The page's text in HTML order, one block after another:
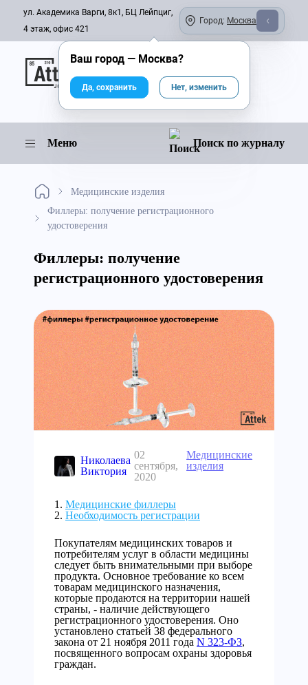
ул. Академика Варги, 8к1, БЦ Лейпциг,
4 этаж, офис 421
Город: Москва
Онлайн-журнал
Меню Поиск по журналу
Медицинские изделия
Филлеры: получение регистрационного
удостоверения
Филлеры: получение
регистрационного удостоверения
Николаева
Виктория
02
сентября,
2020
Медицинские
изделия
Медицинские филлеры
Необходимость регистрации
Покупателям медицинских товаров и
потребителям услуг в области медицины
следует быть внимательными при выборе
продукта. Основное требование ко всем
товарам медицинского назначения,
которые продаются на территории нашей
страны, - наличие действующего
регистрационного удостоверения. Оно
установлено статьей 38 федерального
закона от 21 ноября 2011 года N 323-ФЗ,
посвященного вопросам охраны здоровья
граждан.
Ваш город — Москва?
Да, сохранить Нет, изменить